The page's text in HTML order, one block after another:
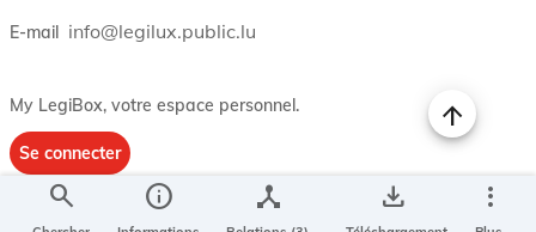
search info device_hub save_alt more_vert
E-mail info@legilux.public.lu
My LegiBox, votre espace personnel.
Se connecter
Enregistrer et organiser vos actes préférés, enregistrer vos